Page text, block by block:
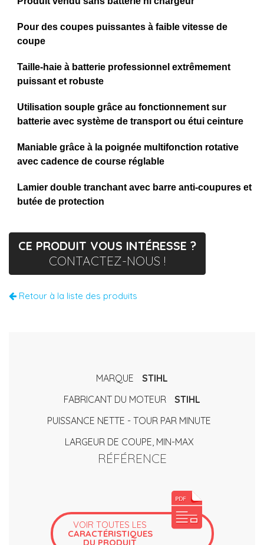
Pour des coupes puissantes à faible vitesse de
coupe
Taille-haie à batterie professionnel extrêmement
puissant et robuste
Utilisation souple grâce au fonctionnement sur
batterie avec système de transport ou étui ceinture
Maniable grâce à la poignée multifonction rotative
avec cadence de course réglable
Lamier double tranchant avec barre anti-coupures et
butée de protection
CE PRODUIT VOUS INTÉRESSE ?
CONTACTEZ-NOUS !
Retour à la liste des produits
MARQUE
STIHL
FABRICANT DU MOTEUR
STIHL
PUISSANCE NETTE - TOUR PAR MINUTE
LARGEUR DE COUPE, MIN-MAX
RÉFÉRENCE
VOIR TOUTES LES
CARACTÉRISTIQUES
DU PRODUIT